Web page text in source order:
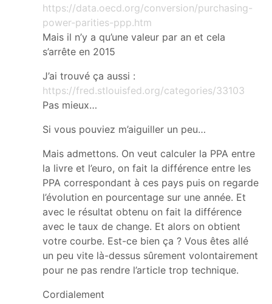
https://data.oecd.org/conversion/purchasing-
power-parities-ppp.htm
Mais il n’y a qu’une valeur par an et cela
s’arrête en 2015
J’ai trouvé ça aussi :
https://fred.stlouisfed.org/categories/33103
Pas mieux…
Si vous pouviez m’aiguiller un peu…
Mais admettons. On veut calculer la PPA entre
la livre et l’euro, on fait la différence entre les
PPA correspondant à ces pays puis on regarde
l’évolution en pourcentage sur une année. Et
avec le résultat obtenu on fait la différence
avec le taux de change. Et alors on obtient
votre courbe. Est-ce bien ça ? Vous êtes allé
un peu vite là-dessus sûrement volontairement
pour ne pas rendre l’article trop technique.
Cordialement